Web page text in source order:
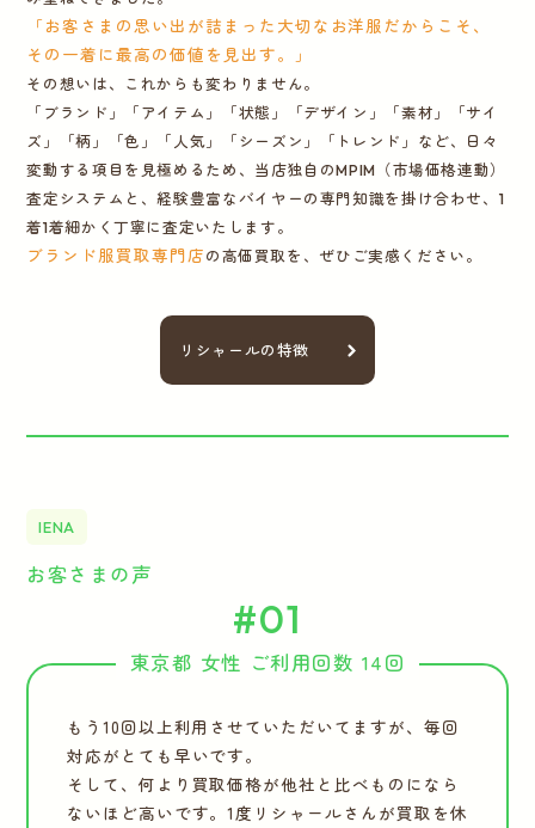
「お客さまの思い出が詰まった大切なお洋服だからこそ、
その一着に最高の価値を見出す。」
その想いは、これからも変わりません。
「ブランド」「アイテム」「状態」「デザイン」「素材」「サイ
ズ」「柄」「色」「人気」「シーズン」「トレンド」など、日々
変動する項目を見極めるため、当店独自のMPIM（市場価格連動）
査定システムと、経験豊富なバイヤーの専門知識を掛け合わせ、1
着1着細かく丁寧に査定いたします。
ブランド服買取専門店の高価買取を、ぜひご実感ください。
リシャールの特徴
IENA
お客さまの声
#01
東京都 女性 ご利用回数 14回
もう10回以上利用させていただいてますが、毎回
対応がとても早いです。
そして、何より買取価格が他社と比べものになら
ないほど高いです。1度リシャールさんが買取を休